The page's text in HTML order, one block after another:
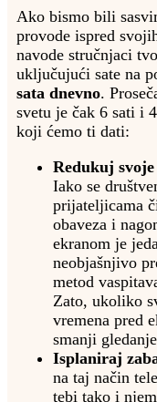
Ako bismo bili
provode ispred
navode stručnjaci
uključujući sate na
sata dnevno.
svetu je čak 6 sati i
koji ćemo ti dati:
Redukuj
Iako se
prijateljicama
obaveza i
ekranom je
neobjašnjivo
metod
Zato, ukoliko
vremena pred
smanji
Isplaniraj
na taj način
tebi tako i